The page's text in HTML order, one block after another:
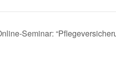
Seminar: